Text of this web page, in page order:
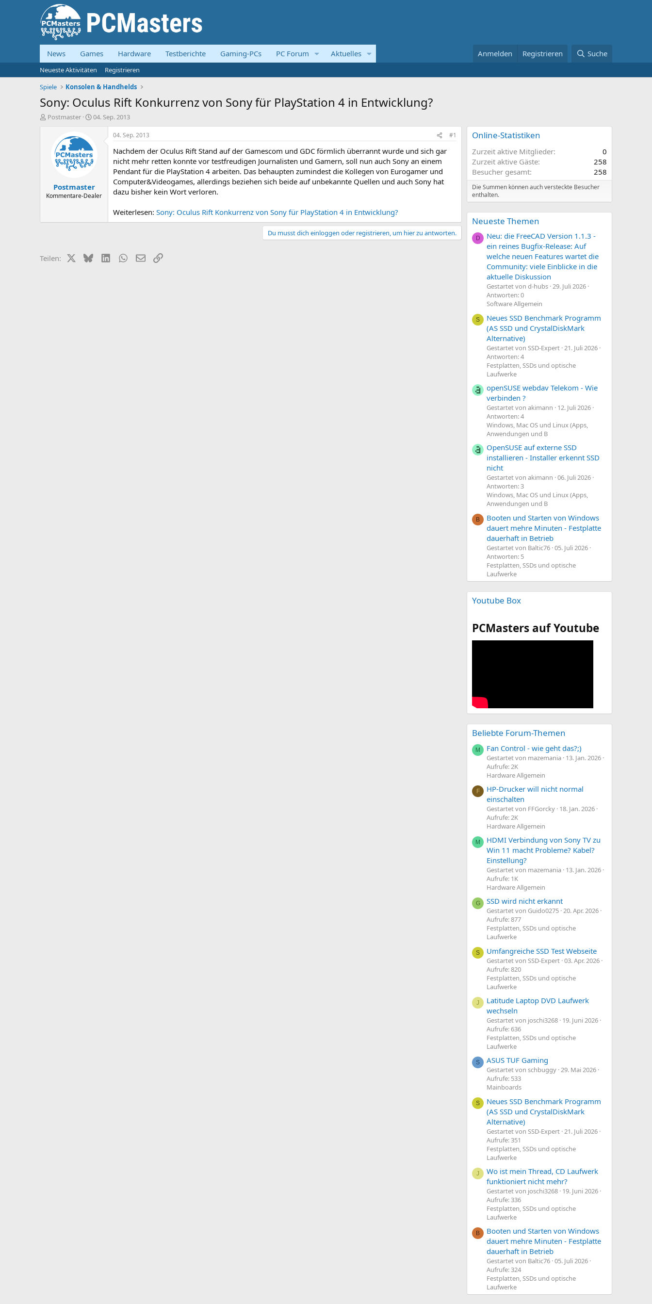
News Games Hardware Testberichte Gaming-PCs PC Forum Aktuelles Anmelden Registrieren Suche
Neueste Aktivitäten
Registrieren
Spiele
Konsolen & Handhelds
Sony: Oculus Rift Konkurrenz von Sony für PlayStation 4 in Entwicklung?
E
Postmaster
E
e
l
a
m
04. Sep. 2013
Postmaster
Kommentare-Dealer
04. Sep. 2013 #1
Nachdem der Oculus Rift Stand auf der Gamescom und GDC förmlich überrannt wurde und sich gar
nicht mehr retten konnte vor testfreudigen Journalisten und Gamern, soll nun auch Sony an einem
Pendant für die PlayStation 4 arbeiten. Das behaupten zumindest die Kollegen von Eurogamer und
Computer&Videogames, allerdings beziehen sich beide auf unbekannte Quellen und auch Sony hat
dazu bisher kein Wort verloren.
Weiterlesen: Sony: Oculus Rift Konkurrenz von Sony für PlayStation 4 in Entwicklung?
Du musst dich einloggen oder registrieren, um hier zu antworten.
Teilen: X (Twitter)
BlueskyLinkedInWhatsApp
E-MailLink
Online-Statistiken
Zurzeit aktive Mitglieder
0
Zurzeit aktive Gäste
258
Besucher gesamt
258
Die Summen können auch versteckte Besucher
enthalten.
Neueste Themen
D
Neu: die FreeCAD Version 1.1.3 -
ein reines Bugfix-Release: Auf
welche neuen Features wartet die
Community: viele Einblicke in die
aktuelle Diskussion
Gestartet von d-hubs 29. Juli 2026
Antworten: 0
Software Allgemein
S
Neues SSD Benchmark Programm
(AS SSD und CrystalDiskMark
Alternative)
Gestartet von SSD-Expert 21. Juli 2026
Antworten: 4
Festplatten, SSDs und optische
Laufwerke
openSUSE webdav Telekom - Wie
verbinden ?
Gestartet von akimann
12. Juli 2026
Antworten: 4
Windows, Mac OS und Linux (Apps,
Anwendungen und B
OpenSUSE auf externe SSD
installieren - Installer erkennt SSD
nicht
Gestartet von akimann 06. Juli 2026
Antworten: 3
Windows, Mac OS und Linux (Apps,
Anwendungen und B
B
Booten und Starten von Windows
dauert mehre Minuten - Festplatte
dauerhaft in Betrieb
Gestartet von Baltic76 05. Juli 2026
Antworten: 5
Festplatten, SSDs und optische
Laufwerke
Youtube Box
PCMasters auf Youtube
Beliebte Forum-Themen
M Fan Control - wie geht das?;)
Gestartet von mazemania 13. Jan. 2026
Aufrufe: 2K
Hardware Allgemein
F
HP-Drucker will nicht normal
einschalten
Gestartet von FFGorcky 18. Jan. 2026
Aufrufe: 2K
Hardware Allgemein
M
HDMI Verbindung von Sony TV zu
Win 11 macht Probleme? Kabel?
Einstellung?
Gestartet von mazemania 13. Jan. 2026
Aufrufe: 1K
Hardware Allgemein
G SSD wird nicht erkannt
Gestartet von Guido0275 20. Apr. 2026
Aufrufe: 877
Festplatten, SSDs und optische
Laufwerke
S Umfangreiche SSD Test Webseite
Gestartet von SSD-Expert 03. Apr. 2026
Aufrufe: 820
Festplatten, SSDs und optische
Laufwerke
J
Latitude Laptop DVD Laufwerk
wechseln
Gestartet von joschi3268 19. Juni 2026
Aufrufe: 636
Festplatten, SSDs und optische
Laufwerke
S ASUS TUF Gaming
Gestartet von schbuggy 29. Mai 2026
Aufrufe: 533
Mainboards
S
Neues SSD Benchmark Programm
(AS SSD und CrystalDiskMark
Alternative)
Gestartet von SSD-Expert 21. Juli 2026
Aufrufe: 351
Festplatten, SSDs und optische
Laufwerke
J
Wo ist mein Thread, CD Laufwerk
funktioniert nicht mehr?
Gestartet von joschi3268 19. Juni 2026
Aufrufe: 336
Festplatten, SSDs und optische
Laufwerke
B
Booten und Starten von Windows
dauert mehre Minuten - Festplatte
dauerhaft in Betrieb
Gestartet von Baltic76 05. Juli 2026
Aufrufe: 324
Festplatten, SSDs und optische
Laufwerke